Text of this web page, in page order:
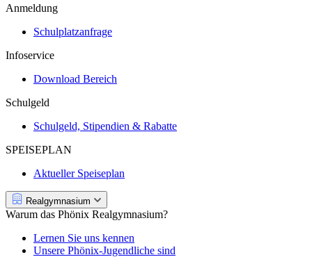
Anmeldung
Schulplatzanfrage
Infoservice
Download Bereich
Schulgeld
Schulgeld, Stipendien & Rabatte
SPEISEPLAN
Aktueller Speiseplan
Realgymnasium
Warum das Phönix Realgymnasium?
Lernen Sie uns kennen
Unsere Phönix-Jugendliche sind